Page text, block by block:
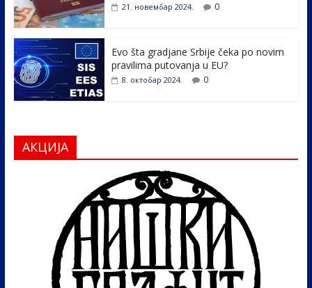
21. новембар 2024. 0
Evo šta gradjane Srbije čeka po novim
pravilima putovanja u EU?
8. октобар 2024. 0
АКЦИЈА